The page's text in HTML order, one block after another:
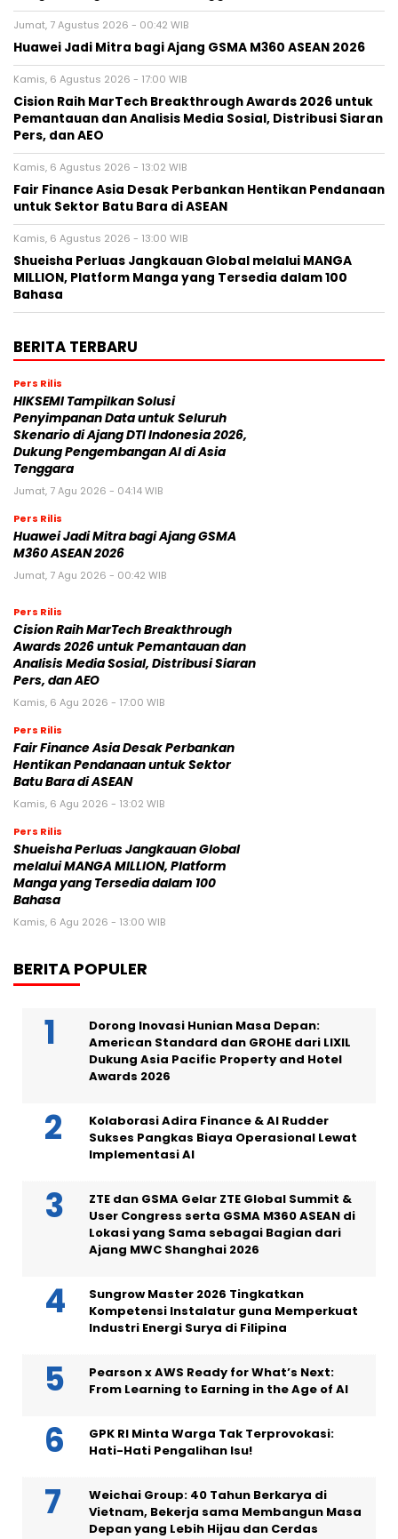
Jumat, 7 Agustus 2026 - 00:42 WIB
Huawei Jadi Mitra bagi Ajang GSMA M360 ASEAN 2026
Kamis, 6 Agustus 2026 - 17:00 WIB
Cision Raih MarTech Breakthrough Awards 2026 untuk
Pemantauan dan Analisis Media Sosial, Distribusi Siaran
Pers, dan AEO
Kamis, 6 Agustus 2026 - 13:02 WIB
Fair Finance Asia Desak Perbankan Hentikan Pendanaan
untuk Sektor Batu Bara di ASEAN
Kamis, 6 Agustus 2026 - 13:00 WIB
Shueisha Perluas Jangkauan Global melalui MANGA
MILLION, Platform Manga yang Tersedia dalam 100
Bahasa
BERITA TERBARU
Pers Rilis
HIKSEMI Tampilkan Solusi
Penyimpanan Data untuk Seluruh
Skenario di Ajang DTI Indonesia 2026,
Dukung Pengembangan AI di Asia
Tenggara
Jumat, 7 Agu 2026 - 04:14 WIB
Pers Rilis
Huawei Jadi Mitra bagi Ajang GSMA
M360 ASEAN 2026
Jumat, 7 Agu 2026 - 00:42 WIB
Pers Rilis
Cision Raih MarTech Breakthrough
Awards 2026 untuk Pemantauan dan
Analisis Media Sosial, Distribusi Siaran
Pers, dan AEO
Kamis, 6 Agu 2026 - 17:00 WIB
Pers Rilis
Fair Finance Asia Desak Perbankan
Hentikan Pendanaan untuk Sektor
Batu Bara di ASEAN
Kamis, 6 Agu 2026 - 13:02 WIB
Pers Rilis
Shueisha Perluas Jangkauan Global
melalui MANGA MILLION, Platform
Manga yang Tersedia dalam 100
Bahasa
Kamis, 6 Agu 2026 - 13:00 WIB
BERITA POPULER
Dorong Inovasi Hunian Masa Depan:
American Standard dan GROHE dari LIXIL
Dukung Asia Pacific Property and Hotel
Awards 2026
Kolaborasi Adira Finance & AI Rudder
Sukses Pangkas Biaya Operasional Lewat
Implementasi AI
ZTE dan GSMA Gelar ZTE Global Summit &
User Congress serta GSMA M360 ASEAN di
Lokasi yang Sama sebagai Bagian dari
Ajang MWC Shanghai 2026
Sungrow Master 2026 Tingkatkan
Kompetensi Instalatur guna Memperkuat
Industri Energi Surya di Filipina
Pearson x AWS Ready for What’s Next:
From Learning to Earning in the Age of AI
GPK RI Minta Warga Tak Terprovokasi:
Hati-Hati Pengalihan Isu!
Weichai Group: 40 Tahun Berkarya di
Vietnam, Bekerja sama Membangun Masa
Depan yang Lebih Hijau dan Cerdas